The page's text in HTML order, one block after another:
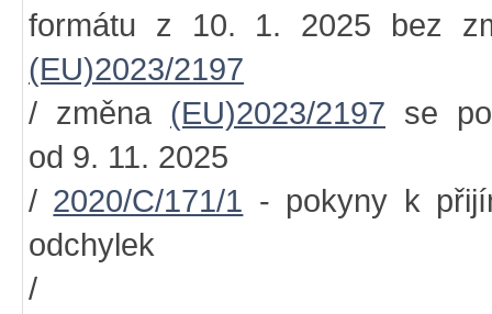
formátu z 10. 1. 2025 bez
(EU)2023/2197
/ změna (EU)2023/2197 se
od 9. 11. 2025
/ 2020/C/171/1 - pokyny k
odchylek
/